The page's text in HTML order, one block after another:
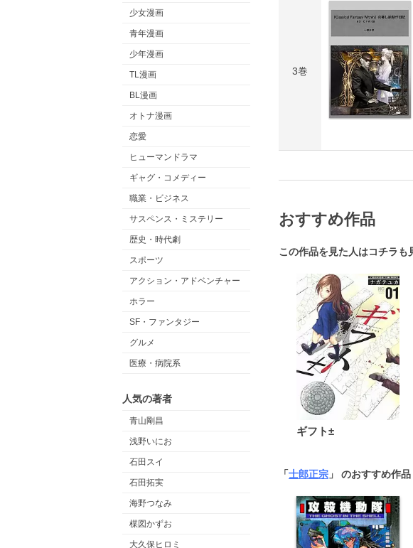
少女漫画
青年漫画
少年漫画
TL漫画
BL漫画
オトナ漫画
恋愛
ヒューマンドラマ
ギャグ・コメディー
職業・ビジネス
サスペンス・ミステリー
歴史・時代劇
スポーツ
アクション・アドベンチャー
ホラー
SF・ファンタジー
グルメ
医療・病院系
人気の著者
青山剛昌
浅野いにお
石田スイ
石田拓実
海野つなみ
楳図かずお
大久保ヒロミ
3巻
おすすめ作品
この作品を見た人はコチラも
ギフト±
「士郎正宗 」 のおすすめ作品